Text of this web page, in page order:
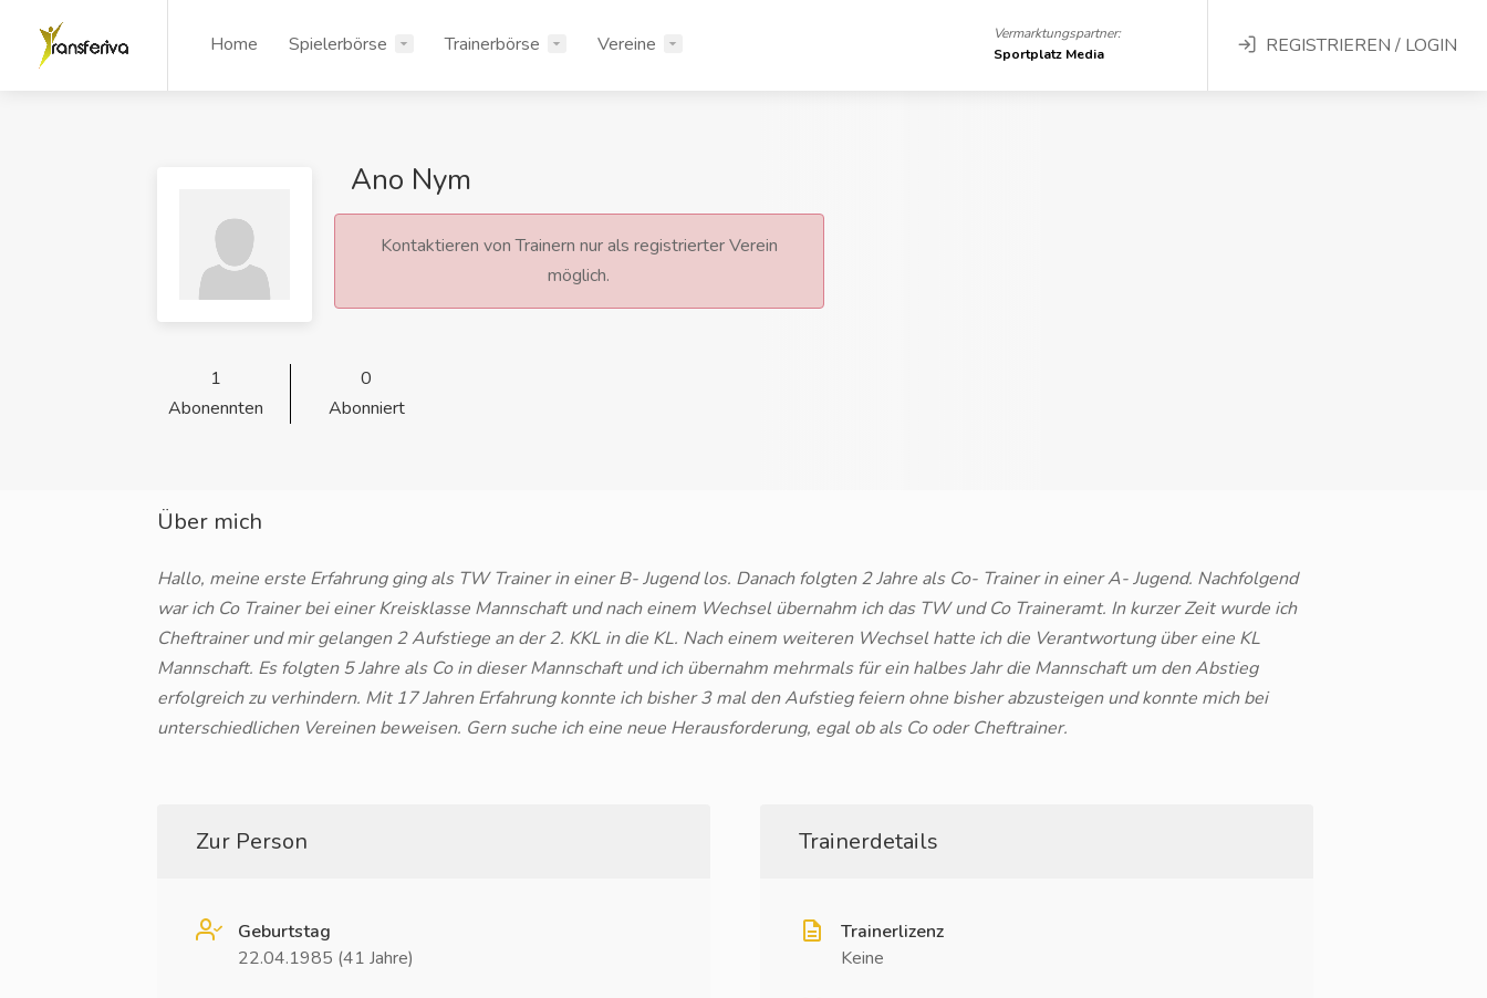
Home Spielerbörse Trainerbörse Vereine
Vermarktungspartner:
Sportplatz Media
REGISTRIEREN / LOGIN
Ano Nym
Kontaktieren von Trainern nur als registrierter Verein
möglich.
1
Abonennten
0
Abonniert
Über mich
Hallo, meine erste Erfahrung ging als TW Trainer in einer B- Jugend los. Danach folgten 2 Jahre als Co- Trainer in einer A- Jugend. Nachfolgend
war ich Co Trainer bei einer Kreisklasse Mannschaft und nach einem Wechsel übernahm ich das TW und Co Traineramt. In kurzer Zeit wurde ich
Cheftrainer und mir gelangen 2 Aufstiege an der 2. KKL in die KL. Nach einem weiteren Wechsel hatte ich die Verantwortung über eine KL
Mannschaft. Es folgten 5 Jahre als Co in dieser Mannschaft und ich übernahm mehrmals für ein halbes Jahr die Mannschaft um den Abstieg
erfolgreich zu verhindern. Mit 17 Jahren Erfahrung konnte ich bisher 3 mal den Aufstieg feiern ohne bisher abzusteigen und konnte mich bei
unterschiedlichen Vereinen beweisen. Gern suche ich eine neue Herausforderung, egal ob als Co oder Cheftrainer.
Zur Person
Geburtstag
22.04.1985 (41 Jahre)
Trainerdetails
Trainerlizenz
Keine